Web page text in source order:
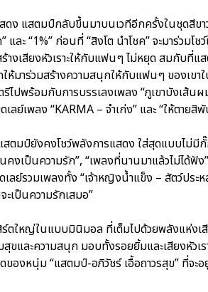
ดง แสตมป์กลับขึ้นมาบนเวทีอีกครั้งในชุดสีขา
และ “1%” ก่อนที่ “สิงโต นำโชค” จะมาร่วมโ
างเสียงหัวเราะให้กับแฟนๆ ไม่หยุด สมกับที่
ห้มาร่วมสร้างความสนุกให้กับแฟนๆ ของเข
ไปพร้อมกับการบรรเลงเพลง “ภูเขาบังเ
เลย์เพลง “KARMA – จำเก่ง” และ “ให้ตายสิ
ตมป์ยังคงโชว์พลังการแสดง ใส่สุดแบบไม่
นคงเป็นความรัก”, “เพลงที่นานมาแล้วไม่ไ
เลย์รวมเพลงทั้ง “เจ้าหญิงน้ำแข็ง – สัตว์ปร
ะเป็นความรักเสมอ”
ตใหญ่ในแบบมินิมอล ที่เต็มไปด้วยพลังแห่ง
ขและความสนุก มอบทั้งรอยยิ้มและเสียงหัวเ
ของหนุ่ม “แสตมป์-อภิวัชร์ เอื้อถาวรสุข” ที่จ